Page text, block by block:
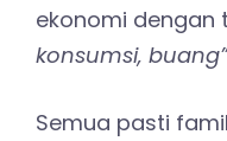
ekonomi dengan
konsumsi,
Semua pasti